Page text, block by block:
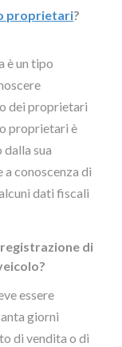
proprietari?
è un tipo
dei proprietari
proprietari è
sua
conoscenza di
dati fiscali
di
essere
giorni
di vendita o di